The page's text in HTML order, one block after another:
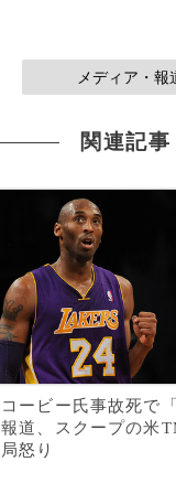
メディア・
関連記事
コービー氏事故死で
報道、スクープの米
局怒り